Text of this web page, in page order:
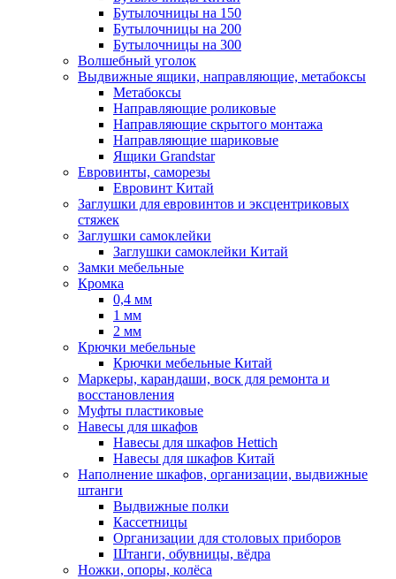
Бутылочницы на 150
Бутылочницы на 200
Бутылочницы на 300
Волшебный уголок
Выдвижные ящики, направляющие, метабоксы
Метабоксы
Направляющие роликовые
Направляющие скрытого монтажа
Направляющие шариковые
Ящики Grandstar
Евровинты, саморезы
Евровинт Китай
Заглушки для евровинтов и эксцентриковых
стяжек
Заглушки самоклейки
Заглушки самоклейки Китай
Замки мебельные
Кромка
0,4 мм
1 мм
2 мм
Крючки мебельные
Крючки мебельные Китай
Маркеры, карандаши, воск для ремонта и
восстановления
Муфты пластиковые
Навесы для шкафов
Навесы для шкафов Hettich
Навесы для шкафов Китай
Наполнение шкафов, организации, выдвижные
штанги
Выдвижные полки
Кассетницы
Организации для столовых приборов
Штанги, обувницы, вёдра
Ножки, опоры, колёса